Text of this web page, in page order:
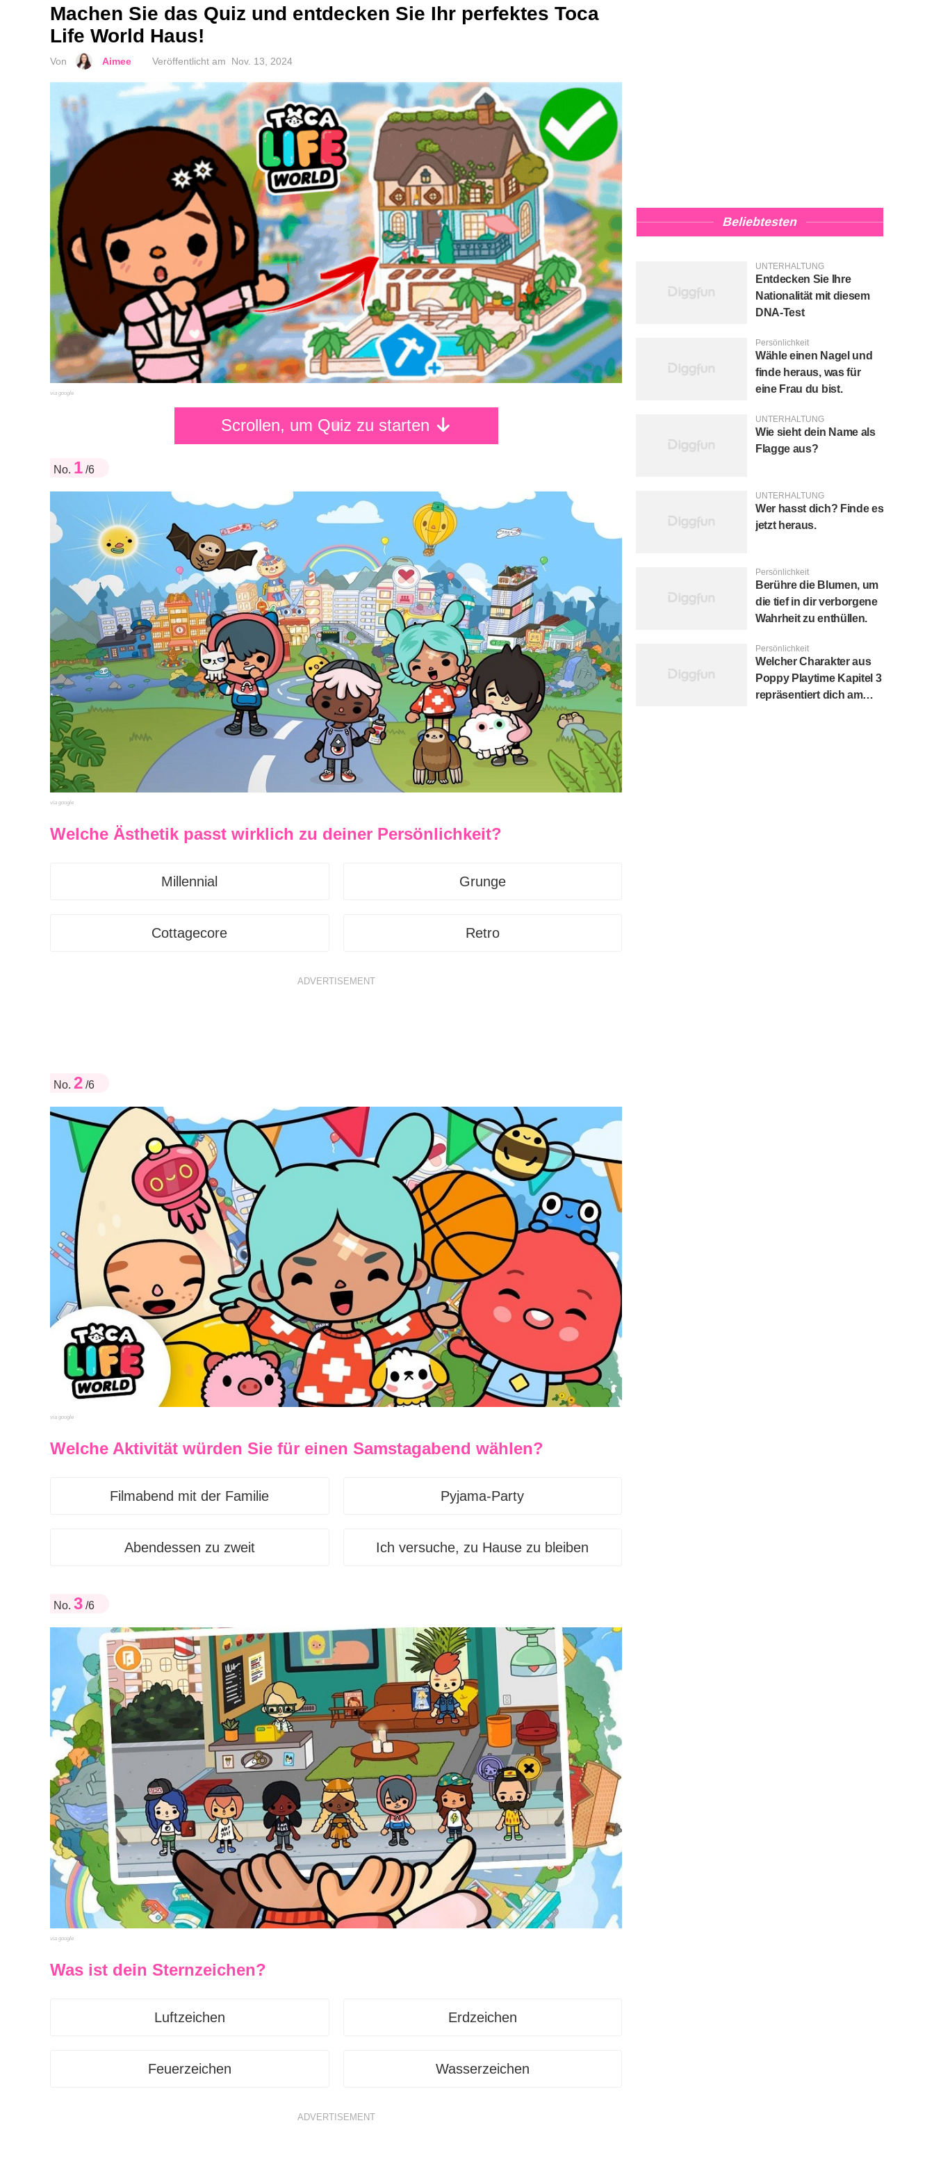
Machen Sie das Quiz und entdecken Sie Ihr perfektes Toca
Life World Haus!
Von Aimee Veröffentlicht am Nov. 13, 2024
via google
Scrollen, um Quiz zu starten
No. 1 /6
via google
Welche Ästhetik passt wirklich zu deiner Persönlichkeit?
Millennial Grunge
Cottagecore Retro
ADVERTISEMENT
No. 2 /6
via google
Welche Aktivität würden Sie für einen Samstagabend wählen?
Filmabend mit der Familie Pyjama-Party
Abendessen zu zweit Ich versuche, zu Hause zu bleiben
No. 3 /6
via google
Was ist dein Sternzeichen?
Luftzeichen Erdzeichen
Feuerzeichen Wasserzeichen
ADVERTISEMENT
Beliebtesten
UNTERHALTUNG
Entdecken Sie Ihre
Nationalität mit diesem
DNA-Test
Persönlichkeit
Wähle einen Nagel und
finde heraus, was für
eine Frau du bist.
UNTERHALTUNG
Wie sieht dein Name als
Flagge aus?
UNTERHALTUNG
Wer hasst dich? Finde es
jetzt heraus.
Persönlichkeit
Berühre die Blumen, um
die tief in dir verborgene
Wahrheit zu enthüllen.
Persönlichkeit
Welcher Charakter aus
Poppy Playtime Kapitel 3
repräsentiert dich am